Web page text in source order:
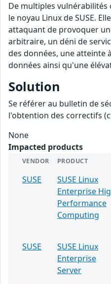
De multiples
le noyau Linux de SUSE.
attaquant de provoquer
arbitraire, un déni de
des données, une atteinte
données ainsi qu'une
Solution
Se référer au bulletin de
l'obtention des correctifs
None
Impacted products
VENDOR PRODUCT
SUSE
SUSE Linux
Enterprise
Performance
Computing
SUSE
SUSE Linux
Enterprise
Server